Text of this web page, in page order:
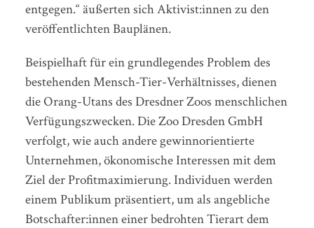
entgegen.“ äußerten sich Aktivist:innen zu den
veröffentlichten Bauplänen.
Beispielhaft für ein grundlegendes Problem des
bestehenden Mensch-Tier-Verhältnisses, dienen
die Orang-Utans des Dresdner Zoos menschlichen
Verfügungszwecken. Die Zoo Dresden GmbH
verfolgt, wie auch andere gewinnorientierte
Unternehmen, ökonomische Interessen mit dem
Ziel der Profitmaximierung. Individuen werden
einem Publikum präsentiert, um als angebliche
Botschafter:innen einer bedrohten Tierart dem